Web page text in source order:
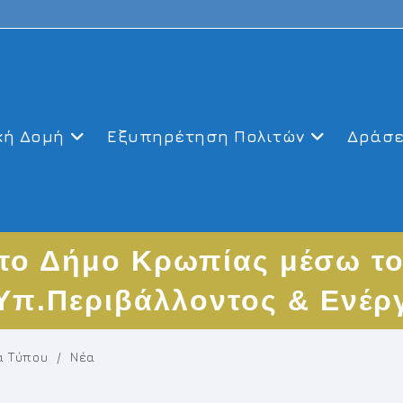
Δομή Εξυπηρέτηση Πολιτών
Δήμο Κρωπίας μέσω
&
Τύπου / Νέα